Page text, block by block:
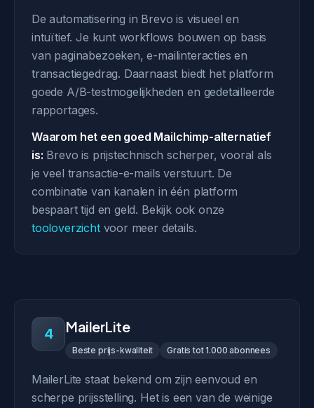
De automatisering in Brevo is visueel en
intuïtief. Je kunt workflows bouwen op basis
van paginabezoeken, e-mailinteracties en
transactiegedrag. Daarnaast biedt het platform
goede A/B-testmogelijkheden en gedetailleerde
rapportages.
Waarom het een goed Mailchimp-alternatief
is: Brevo is prijstechnisch scherper, vooral als
je veel transactie-e-mails verstuurt. De
combinatie van kanalen in één platform
bespaart tijd en geld. Bekijk ook onze
tooloverzichtvoor meer details.
4 MailerLite
Beste prijs-kwaliteit Gratis tot 1.000 abonnees
MailerLite staat bekend om zijn eenvoud en
scherpe prijsstelling. Het is een van de weinige